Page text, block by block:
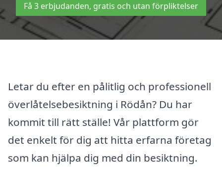
Få 3 erbjudanden, gratis och utan förpliktelser
Letar du efter en pålitlig och professionell
överlåtelsebesiktning i Rödån? Du har
kommit till rätt ställe! Vår plattform gör
det enkelt för dig att hitta erfarna företag
som kan hjälpa dig med din besiktning.